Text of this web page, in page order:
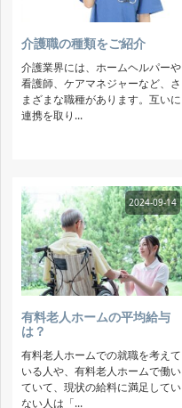
介護職の種類をご紹介
介護業界には、ホームヘルパーや
看護師、ケアマネジャーなど、さ
まざまな職種があります。互いに
連携を取り...
2024-09-14
有料老人ホームの平均給与
は？
有料老人ホームでの就職を考えて
いる人や、有料老人ホームで働い
ていて、現状の給料に満足してい
ない人は「...